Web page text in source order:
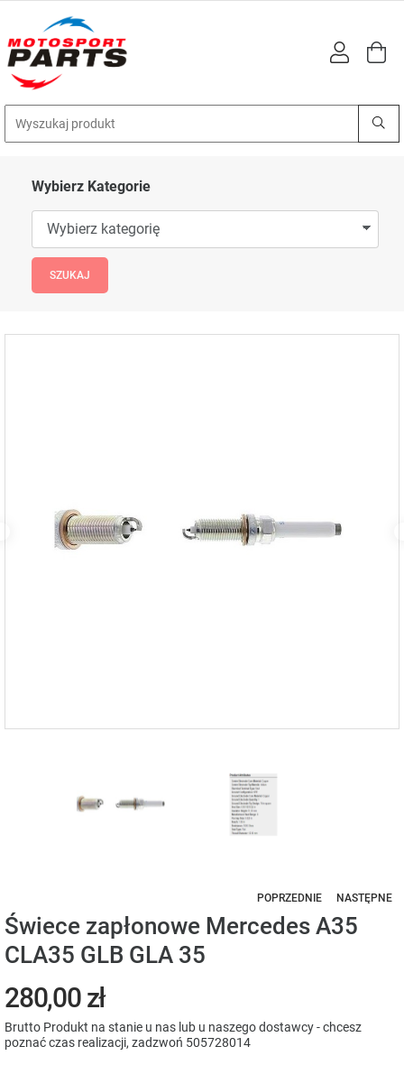
Wybierz Kategorie
POPRZEDNIE NASTĘPNE
Świece zapłonowe Mercedes A35
CLA35 GLB GLA 35
280,00 zł
Brutto Produkt na stanie u nas lub u naszego dostawcy - chcesz
poznać czas realizacji, zadzwoń 505728014